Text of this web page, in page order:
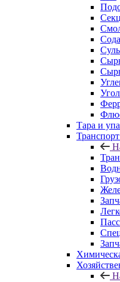
Тара и